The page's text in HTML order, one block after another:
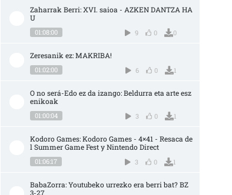
Zaharrak Berri: XVI. saioa - AZKEN DANTZA HA
U
01:08:00 9 0 0
Zeresanik ez: MAKRIBA!
01:02:00 6 0 1
O no será-Edo ez da izango: Beldurra eta arte esz
enikoak
01:00:04 3 0 1
Kodoro Games: Kodoro Games - 4×41 - Resaca de
l Summer Game Fest y Nintendo Direct
01:06:17 3 0 1
BabaZorra: Youtubeko urrezko era berri bat? BZ
3-27